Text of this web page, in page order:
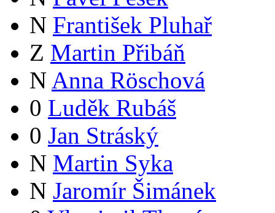
N František Pluhař
Z Martin Přibáň
N Anna Röschová
0 Luděk Rubáš
0 Jan Stráský
N Martin Syka
N Jaromír Šimánek